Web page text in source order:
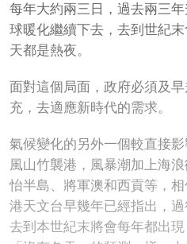
每年大約兩三日，過去兩三
球暖化繼續下去，去到世紀
天都是熱夜。
面對這個局面，政府必須及
充，去適應新時代的需求。
氣候變化的另外一個較直接
風山竹襲港，風暴潮加上海
怡半島、將軍澳和西貢等，
港天文台早幾年已經指出，
去到本世紀末將會每年都出